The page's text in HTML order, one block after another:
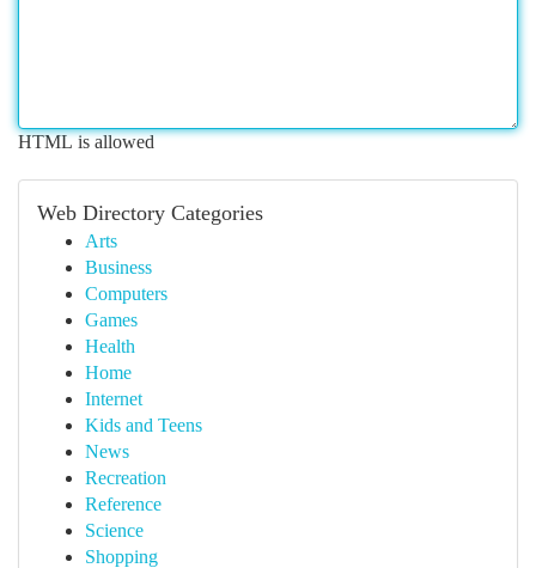
HTML is allowed
Web Directory Categories
Arts
Business
Computers
Games
Health
Home
Internet
Kids and Teens
News
Recreation
Reference
Science
Shopping